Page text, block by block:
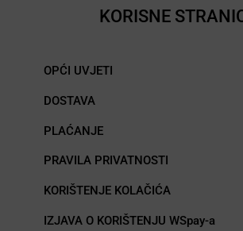
KORISNE
OPĆI UVJETI
DOSTAVA
PLAĆANJE
PRAVILA PRIVATNOSTI
KORIŠTENJE KOLAČIĆA
IZJAVA O KORIŠTENJU WSpay-a